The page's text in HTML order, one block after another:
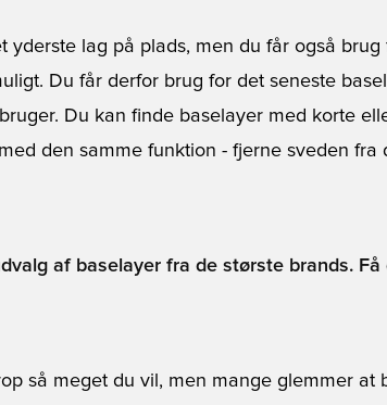
yderste lag på plads, men du får også
Du får derfor brug for det seneste
Du kan finde baselayer med korte
den samme funktion - fjerne sveden fra
af baselayer fra de største brands.
så meget du vil, men mange glemmer at